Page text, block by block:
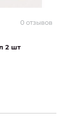
0 отзывов
2 шт